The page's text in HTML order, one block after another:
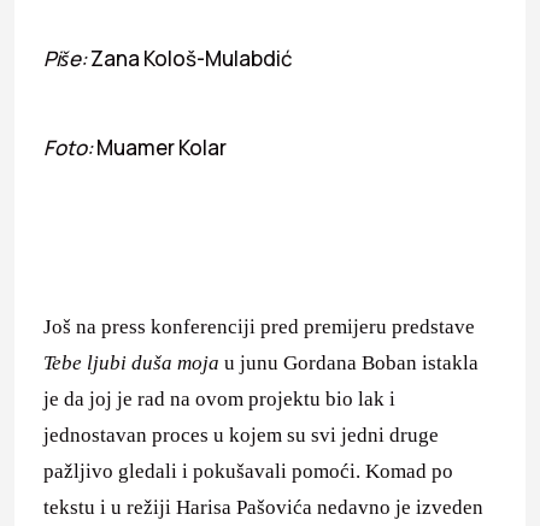
Piše:Zana Kološ-Mulabdić
Foto:Muamer Kolar
Još na press konferenciji pred premijeru predstave
Tebe ljubi duša moja u junu Gordana Boban istakla
je da joj je rad na ovom projektu bio lak i
jednostavan proces u kojem su svi jedni druge
pažljivo gledali i pokušavali pomoći. Komad po
tekstu i u režiji Harisa Pašovića nedavno je izveden